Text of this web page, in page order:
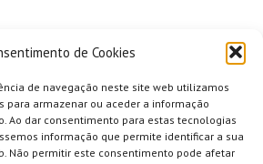
de Cookies
de navegação neste site web utilizamos
para armazenar ou aceder a informação
Ao dar consentimento para estas tecnologias
informação que permite identificar a sua
Não permitir este consentimento pode afetar